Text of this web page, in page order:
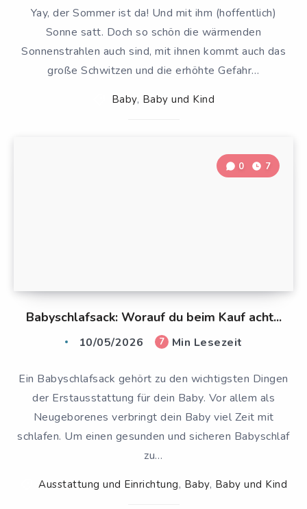
Yay, der Sommer ist da! Und mit ihm (hoffentlich)
Sonne satt. Doch so schön die wärmenden
Sonnenstrahlen auch sind, mit ihnen kommt auch das
große Schwitzen und die erhöhte Gefahr…
Baby, Baby und Kind
Babyschlafsack: Worauf du beim Kauf acht...
0 7
10/05/2026 7 Min Lesezeit
Ein Babyschlafsack gehört zu den wichtigsten Dingen
der Erstausstattung für dein Baby. Vor allem als
Neugeborenes verbringt dein Baby viel Zeit mit
schlafen. Um einen gesunden und sicheren Babyschlaf
zu…
Ausstattung und Einrichtung, Baby, Baby und Kind